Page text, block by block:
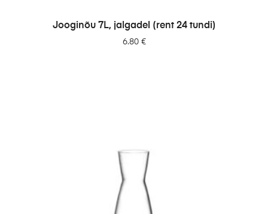
LISA PÄRINGUSSE
Jooginõu 7L, jalgadel (rent 24 tundi)
6.80 €